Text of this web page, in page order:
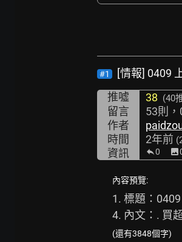
#1
[情報] 0409
推噓
38 (40
留言 53則，
作者
時間
2年前
資訊 0 image
內容預覽:
1. 標題：
4. 內文：. 買
(還有3848個字)